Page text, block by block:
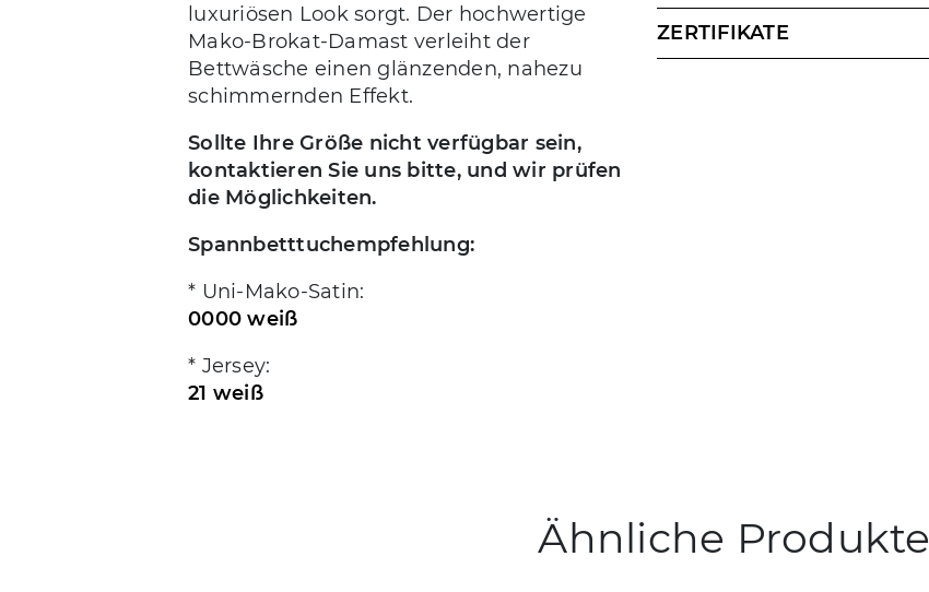
luxuriösen Look sorgt. Der hochwertige
Mako-Brokat-Damast verleiht der
Bettwäsche einen glänzenden, nahezu
schimmernden Effekt.
Sollte Ihre Größe nicht verfügbar sein,
kontaktieren Sie uns bitte, und wir prüfen
die Möglichkeiten.
Spannbetttuchempfehlung:
* Uni-Mako-Satin:
0000 weiß
* Jersey:
21 weiß
ZERTIFIKATE
Ähnliche Produkte